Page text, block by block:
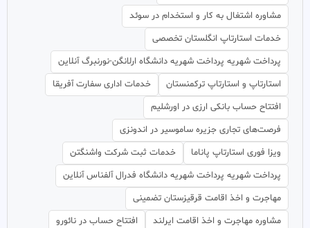
مشاوره اشتغال به کار و استخدام در سوئد
خدمات استارتاپ انگلستان تخصصی
پرداخت شهریه پرداخت شهریه دانشگاه ارلانگن-نورنبرگ آنلاین
استارتاپ و استارتاپ ترکمنستان
خدمات اداری سفارت آفریقا
افتتاح حساب بانکی ارزی در اورشلیم
فرصت‌های تجاری جزیره ساموسیر در اندونزی
ویزا فوری استارتاپ پاناما
خدمات ثبت شرکت واشنگتن
پرداخت شهریه پرداخت شهریه دانشگاه فدرال آلفناس آنلاین
مهاجرت و اخذ اقامت قرقیزستان تضمینی
مشاوره مهاجرت و اخذ اقامت ایرلند
افتتاح حساب در نائورو